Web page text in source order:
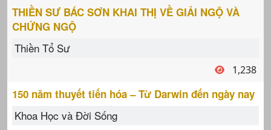
THIỀN SƯ BÁC SƠN KHAI THỊ VỀ GIẢI NGỘ VÀ
CHỨNG NGỘ
Thiền Tổ Sư
1,238
150 năm thuyết tiến hóa – Từ Darwin đến ngày nay
Khoa Học và Đời Sống